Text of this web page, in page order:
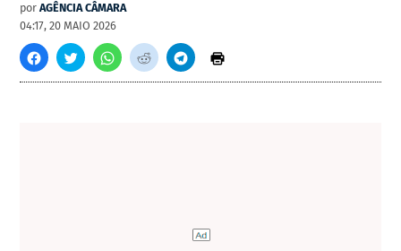
por AGÊNCIA CÂMARA
04:17, 20 MAIO 2026